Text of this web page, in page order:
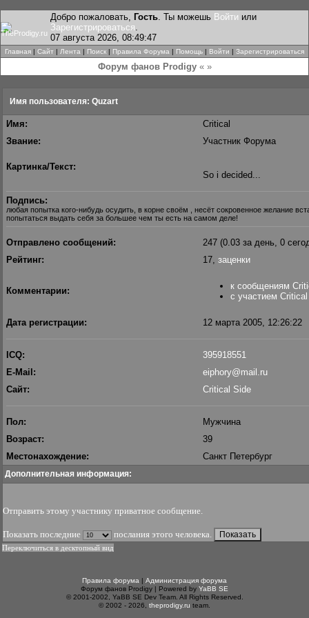
Добро пожаловать, Гость. Ты можешь Войти или
Зарегистрироваться.
07 августа 2026, 08:49:47
Главная | Сайт | Лента | Поиск | Правила Форума | Помощь | Войти | Зарегистрироваться
Форум фанов Prodigy« »
Имя пользователя: Quzart
Имя:
Critical
Звание:
Участник Форума
Картинка/Текст:
So i decided...
Подпись:
любая попытка кого-нибудь осудить, в корне своём , несёт сокровенное желание
попытаться выдать себя за большее чем ты есть на самом деле!
Отправлено сообщений:
247 (0.03 за день, 0
Рейтинг:
17, заценки
Комментарии:
к сообщениям
с участием Critical
Дата регистрации: 12 марта 2005, 12:26:22
ICQ:
395918551
E-Mail:
eiphory@mail.ru
Сайт:
Critical Side
Пол:
Мужчина
Возраст:
39
Местонахождение:
Санкт Петербург
Дополнительная информация:
Отправить этому участнику приватное сообщение.
Показать последние послания этого человека.
Переключиться в десктопный вид
Правила форума | Администрация форума
Форум фанов Prodigy | Powered by YaBB SE
© 2001-2002, YaBB SE Dev Team. All Rights Reserved.
© 2002 - 2026, theprodigy.ru team.